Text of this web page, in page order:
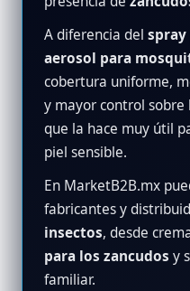
A diferencia del
aerosol para
cobertura uniforme,
y mayor control
que la hace muy útil
piel sensible.
En MarketB2B.mx
fabricantes y
insectos, desde
para los zancudos y
familiar.